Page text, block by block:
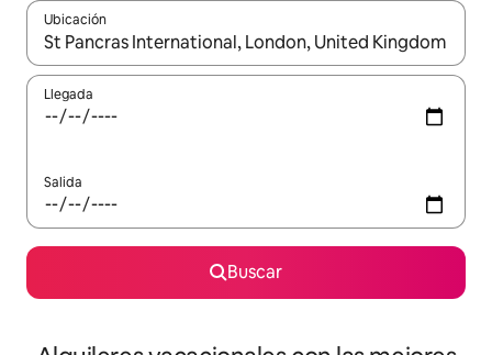
Ubicación
Cuando los resultados estén disponibles, navega con las
Llegada
Salida
Buscar